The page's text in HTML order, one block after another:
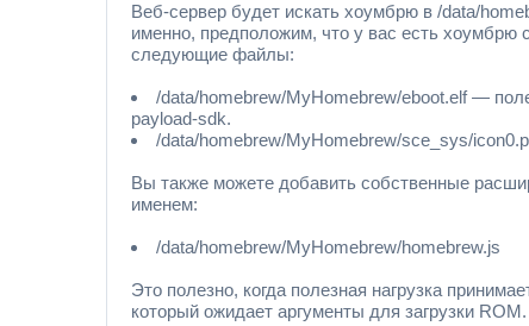
Веб-сервер будет искать хоумбрю в /data/
именно, предположим, что у вас есть хоумбрю
следующие файлы:
/data/homebrew/MyHomebrew/eboot.elf —
payload-sdk.
/data/homebrew/MyHomebrew/sce_sys/
Вы также можете добавить собственные
именем:
/data/homebrew/MyHomebrew/homebrew.js
Это полезно, когда полезная нагрузка
который ожидает аргументы для загрузки